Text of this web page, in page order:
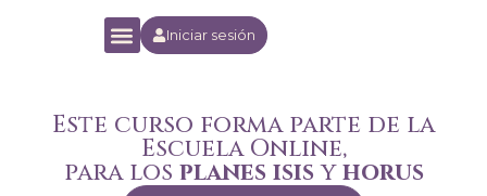
Iniciar sesión
Este curso forma parte de la
Escuela Online,
para los planes isisyhorus